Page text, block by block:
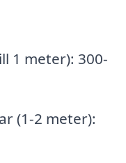
1 meter): 300-
(1-2 meter):